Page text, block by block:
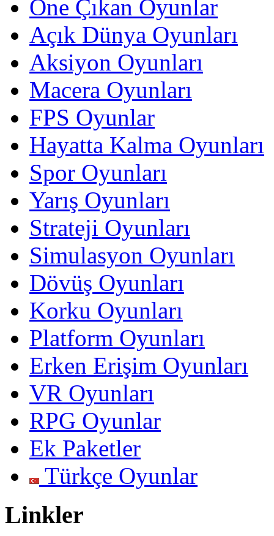
Öne Çıkan Oyunlar
Açık Dünya Oyunları
Aksiyon Oyunları
Macera Oyunları
FPS Oyunlar
Hayatta Kalma Oyunları
Spor Oyunları
Yarış Oyunları
Strateji Oyunları
Simulasyon Oyunları
Dövüş Oyunları
Korku Oyunları
Platform Oyunları
Erken Erişim Oyunları
VR Oyunları
RPG Oyunlar
Ek Paketler
Türkçe Oyunlar
Linkler